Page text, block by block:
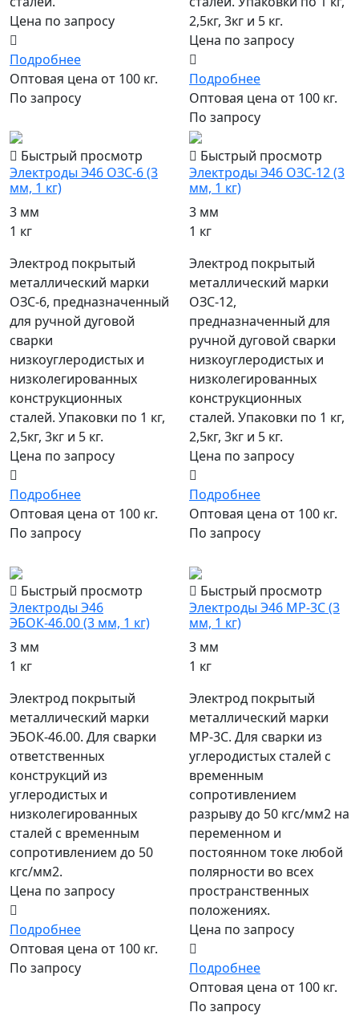
Цена по запросу
Подробнее
Оптовая цена от 100 кг.
По запросу
2,5кг, 3кг и 5 кг.
Цена по запросу
Подробнее
Оптовая цена от 100 кг.
По запросу
Быстрый просмотр
Электроды Э46 ОЗС-6 (3
мм, 1 кг)
3 мм
1 кг
Электрод покрытый
металлический марки
ОЗС-6, предназначенный
для ручной дуговой
сварки
низкоуглеродистых и
низколегированных
конструкционных
сталей. Упаковки по 1 кг,
2,5кг, 3кг и 5 кг.
Цена по запросу
Подробнее
Оптовая цена от 100 кг.
По запросу
Быстрый просмотр
Электроды Э46 ОЗС-12 (3
мм, 1 кг)
3 мм
1 кг
Электрод покрытый
металлический марки
ОЗС-12,
предназначенный для
ручной дуговой сварки
низкоуглеродистых и
низколегированных
конструкционных
сталей. Упаковки по 1 кг,
2,5кг, 3кг и 5 кг.
Цена по запросу
Подробнее
Оптовая цена от 100 кг.
По запросу
Быстрый просмотр
Электроды Э46
ЭБОК-46.00 (3 мм, 1 кг)
3 мм
1 кг
Электрод покрытый
металлический марки
ЭБОК-46.00. Для сварки
ответственных
конструкций из
углеродистых и
низколегированных
сталей с временным
сопротивлением до 50
кгс/мм2.
Цена по запросу
Подробнее
Оптовая цена от 100 кг.
По запросу
Быстрый просмотр
Электроды Э46 МР-3С (3
мм, 1 кг)
3 мм
1 кг
Электрод покрытый
металлический марки
МР-3С. Для сварки из
углеродистых сталей с
временным
сопротивлением
разрыву до 50 кгс/мм2 на
переменном и
постоянном токе любой
полярности во всех
пространственных
положениях.
Цена по запросу
Подробнее
Оптовая цена от 100 кг.
По запросу